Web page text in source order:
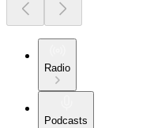
Radio
Podcasts